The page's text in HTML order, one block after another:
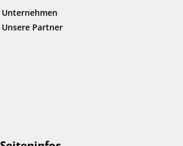
Unternehmen
Unsere Partner